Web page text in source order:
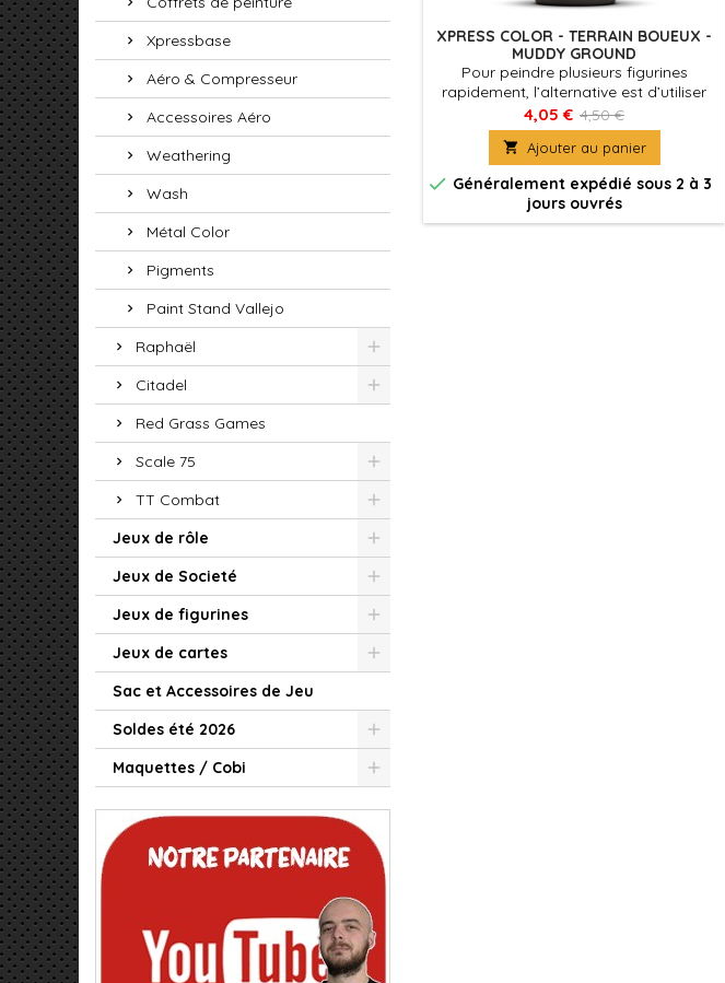
Xpressbase
Aéro & Compresseur
Accessoires Aéro
Weathering
Wash
Métal Color
Pigments
Paint Stand Vallejo
Raphaël
Citadel
Red Grass Games
Scale 75
TT Combat
Jeux de rôle
Jeux de Societé
Jeux de figurines
Jeux de cartes
Sac et Accessoires de Jeu
Soldes été 2026
Maquettes / Cobi
XPRESS COLOR - TERRAIN BOUEUX -
MUDDY GROUND
Pour peindre plusieurs figurines
rapidement, l’alternative est d’utiliser
Xpress Color, des couleurs mates avec
une formulation spécifique qui
permettent de peindre des figurines
facilement et rapidement
4,05 € 4,50 €
 Ajouter au panier
 Généralement expédié sous 2 à 3
jours ouvrés